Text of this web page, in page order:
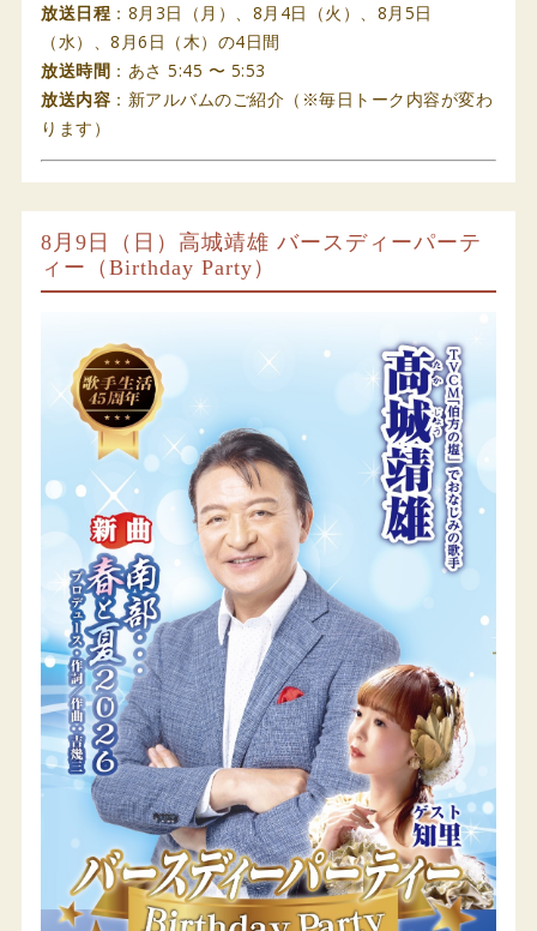
放送日程 ：8月3日（月）、8月4日（火）、8月5日
（水）、8月6日（木）の4日間
放送時間 ：あさ 5:45 〜 5:53
放送内容 ：新アルバムのご紹介（※毎日トーク内容が変わ
ります）
8月9日（日）高城靖雄 バースディーパーテ
ィー（Birthday Party）